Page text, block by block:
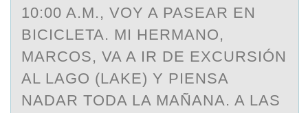
10:00 A.M., VOY A PASEAR EN
BICICLETA. MI HERMANO,
MARCOS, VA A IR DE EXCURSIÓN
AL LAGO (LAKE) Y PIENSA
NADAR TODA LA MAÑANA. A LAS